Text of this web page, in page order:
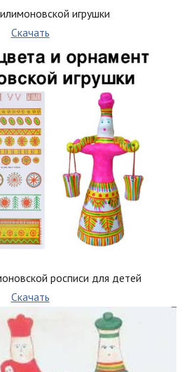
игрушки
Скачать
росписи для детей
Скачать